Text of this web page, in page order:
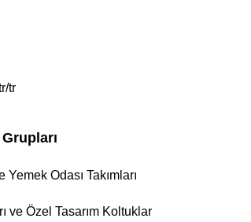
tr
Odası Takımları
ve Özel Tasarım Koltuklar